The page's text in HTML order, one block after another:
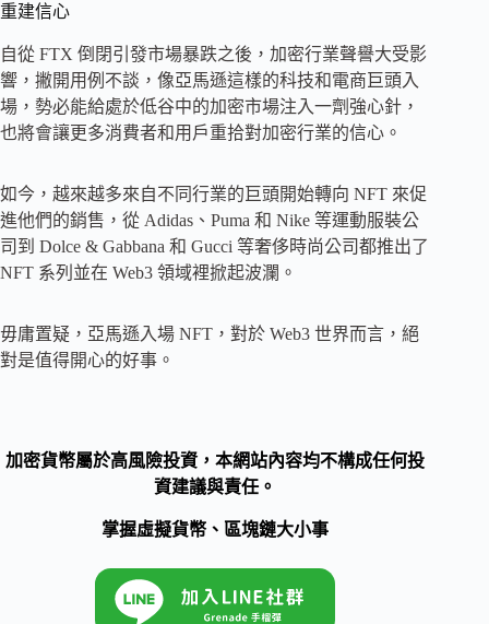
重建信心
自從 FTX 倒閉引發市場暴跌之後，加密行業聲譽大受影
響，撇開用例不談，像亞馬遜這樣的科技和電商巨頭入
場，勢必能給處於低谷中的加密市場注入一劑強心針，
也將會讓更多消費者和用戶重拾對加密行業的信心。
如今，越來越多來自不同行業的巨頭開始轉向 NFT 來促
進他們的銷售，從 Adidas、Puma 和 Nike 等運動服裝公
司到 Dolce & Gabbana 和 Gucci 等奢侈時尚公司都推出了
NFT 系列並在 Web3 領域裡掀起波瀾。
毋庸置疑，亞馬遜入場 NFT，對於 Web3 世界而言，絕
對是值得開心的好事。
加密貨幣屬於高風險投資，本網站內容均不構成任何投
資建議與責任。
掌握虛擬貨幣、區塊鏈大小事